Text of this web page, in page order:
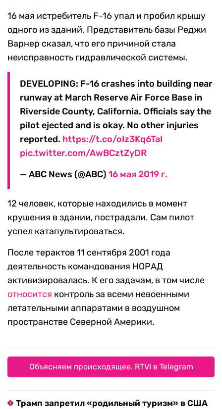
16 мая истребитель F-16 упал и пробил крышу
одного из зданий. Представитель базы Реджи
Варнер сказал, что его причиной стала
неисправность гидравлической системы.
DEVELOPING: F-16 crashes into building near
runway at March Reserve Air Force Base in
Riverside County, California. Officials say the
pilot ejected and is okay. No other injuries
reported. https://t.co/oIz3Kq6TaI
pic.twitter.com/AwBCztZyDR
— ABC News (@ABC) 16 мая 2019 г.
12 человек, которые находились в момент
крушения в здании, пострадали. Сам пилот
успел катапультироваться.
После терактов 11 сентября 2001 года
деятельность командования НОРАД
активизировалась. К его задачам, в том числе
относится контроль за всеми невоенными
летательными аппаратами в воздушном
пространстве Северной Америки.
Объясняем происходящее. RTVI в Telegram
Трамп запретил «родильный туризм» в США